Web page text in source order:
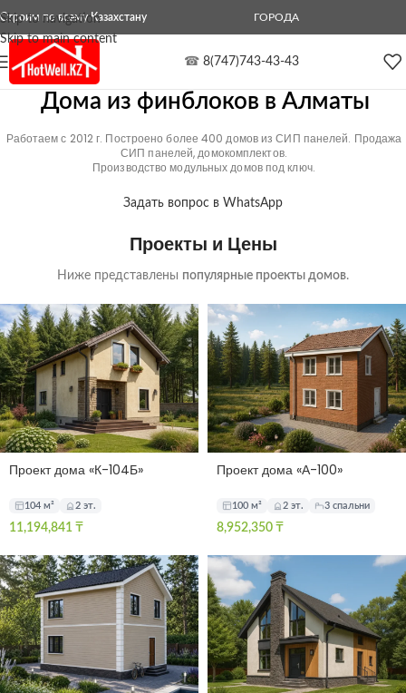
Skip to navigation
Skip to main content
Строим по всему Казахстану ГОРОДА
☎ 8(747)743-43-43
Дома из финблоков в Алматы
Работаем с 2012 г. Построено более 400 домов из СИП панелей. Продажа
СИП панелей, домокомплектов.
Производство модульных домов под ключ.
Задать вопрос в WhatsApp
Проекты и Цены
Ниже представлены популярные проекты домов.
Проект дома «К-104Б»
104 м² 2 эт.
11,194,841 ₸
Проект дома «А-100»
100 м² 2 эт. 3 спальни
8,952,350 ₸